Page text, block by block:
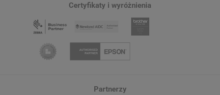
Certyfikaty i wyróżnienia
Partnerzy